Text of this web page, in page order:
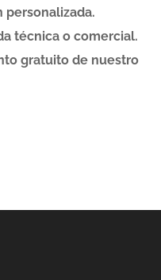
personalizada.
técnica o comercial.
gratuito de nuestro